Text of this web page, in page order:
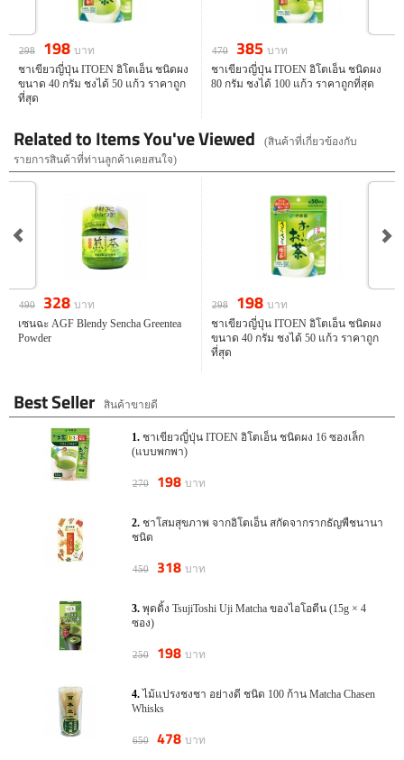
298 198 บาท
ชาเขียวญี่ปุ่น ITOEN อิโตเอ็น ชนิดผง
ขนาด 40 กรัม ชงได้ 50 แก้ว ราคาถูก
ที่สุด
470 385 บาท
ชาเขียวญี่ปุ่น ITOEN อิโตเอ็น ชนิดผง
80 กรัม ชงได้ 100 แก้ว ราคาถูกที่สุด
450
บาท
อิเซะชา isecha Greentea ชาเขียวมัทฉะ
บาท
ชาเขียวคาเทชิน 2 เท่า AGF Blendy
Catechin Greentea ฉลากทอง
328 บาท
ชาเขียวมัทฉะลาเต้ tsujiri matcha milk
ชนิดผง รสชาติหอมนุ่มละไม ซองใหญ่
490 328 บาท
Related to Items You've Viewed
(สินค้าที่เกี่ยวข้องกับ
รายการสินค้าที่ท่านลูกค้าเคยสนใจ)
490 328 บาท
เซนฉะ AGF Blendy Sencha Greentea
Powder
298 198 บาท
ชาเขียวญี่ปุ่น ITOEN อิโตเอ็น ชนิดผง
ขนาด 40 กรัม ชงได้ 50 แก้ว ราคาถูก
ที่สุด
Morihan ชาเขียวมัทฉะเข้มข้น สำหรับ
ทำไอศครีม 70 กรัม สำหรับ 4 ที่
ชาเขียวญี่ปุ่น ITOEN อิโตเอ็น ชนิดผง
318 บาท
ชาโสมสุขภาพ จากอิโตเอ็น สกัดจาก
รากธัญพืชนานาชนิด
450 328 บาท
Best Seller สินค้าขายดี
ชาเขียวญี่ปุ่น ITOEN อิโตเอ็น ชนิดผง 16 ซองเล็ก
(แบบพกพา)
270 198 บาท
ชาโสมสุขภาพ จากอิโตเอ็น สกัดจากรากธัญพืชนานา
ชนิด
450 318 บาท
พุดดิ้ง TsujiToshi Uji Matcha ของไอโอดีน (15g × 4
ซอง)
250 198 บาท
ไม้แปรงชงชา อย่างดี ชนิด 100 ก้าน Matcha Chasen
Whisks
650 478 บาท